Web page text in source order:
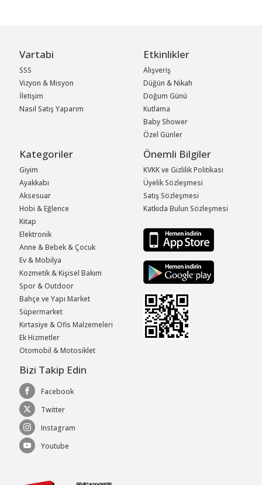
Vartabi
SSS
Vizyon & Misyon
İletişim
Nasıl Satış Yaparım
Etkinlikler
Alışveriş
Düğün & Nikah
Doğum Günü
Kutlama
Baby Shower
Özel Günler
Kategoriler
Giyim
Ayakkabı
Aksesuar
Hobi & Eğlence
Kitap
Elektronik
Anne & Bebek & Çocuk
Ev & Mobilya
Kozmetik & Kişisel Bakım
Spor & Outdoor
Bahçe ve Yapı Market
Süpermarket
Kırtasiye & Ofis Malzemeleri
Ek Hizmetler
Otomobil & Motosiklet
Önemli Bilgiler
KVKK ve Gizlilik Politikası
Üyelik Sözleşmesi
Satış Sözleşmesi
Katkıda Bulun Sözleşmesi
Bizi Takip Edin
Facebook
Twitter
Instagram
Youtube